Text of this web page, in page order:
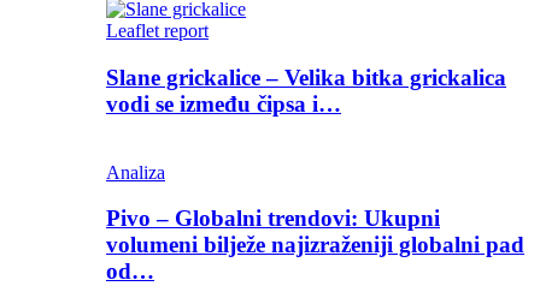
Leaflet report
Slane grickalice – Velika bitka grickalica
vodi se između čipsa i…
Analiza
Pivo – Globalni trendovi: Ukupni
volumeni bilježe najizraženiji globalni pad
od…